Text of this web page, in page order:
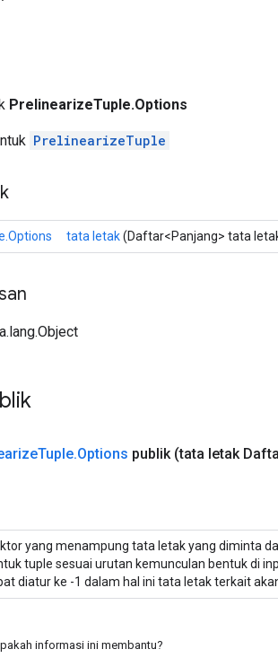
PrelinearizeTuple.Options
PrelinearizeTuple
tata letak(Daftar<Panjang> tata
Tuple.Options publik (tata letak
yang menampung tata letak yang diminta
tuple sesuai urutan kemunculan bentuk di
diatur ke -1 dalam hal ini tata letak terkait
informasi ini membantu?